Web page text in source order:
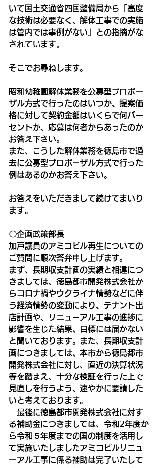
いて国土交通省四国整備局から「高度
な技術は必要なく、解体工事での実施
は管内では事例がない」との指摘がな
されています。
そこでお尋ねします。
昭和幼稚園解体業務を公募型プロポー
ザル方式で行ったのはいつか、提案価
格に対して契約金額はいくらで何パー
セントか、応募は何者からあったのか
お答え下さい。
また、こうした解体業務を徳島市で過
去に公募型プロポーザル方式で行った
例はあるのかお答え下さい。
お答えをいただきまして続けてまいり
ます。
〇企画政策部長
加戸議員のアミコビル再生についての
ご質問に順次答弁申し上げます。
まず、長期収支計画の実績と相違につ
きましては、徳島都市開発株式会社か
らコロナ禍やウクライナ情勢などに伴
う経済情勢の変動により、テナント出
店計画や、リニューアル工事の進捗に
影響を生じた結果、目標には届かない
と聞いております。また、長期収支計
画につきましては、本市から徳島都市
開発株式会社に対し、直近の決算状況
等を踏まえ、十分な検証を行った上で
見直しを行うよう、速やかに要請した
いと考えております。
最後に徳島都市開発株式会社に対す
る補助金につきましては、令和2年度か
ら令和５年度までの国の制度を活用し
て実施いたしましたアミコビルリニュ
ーアル工事に係る補助は完了いたして